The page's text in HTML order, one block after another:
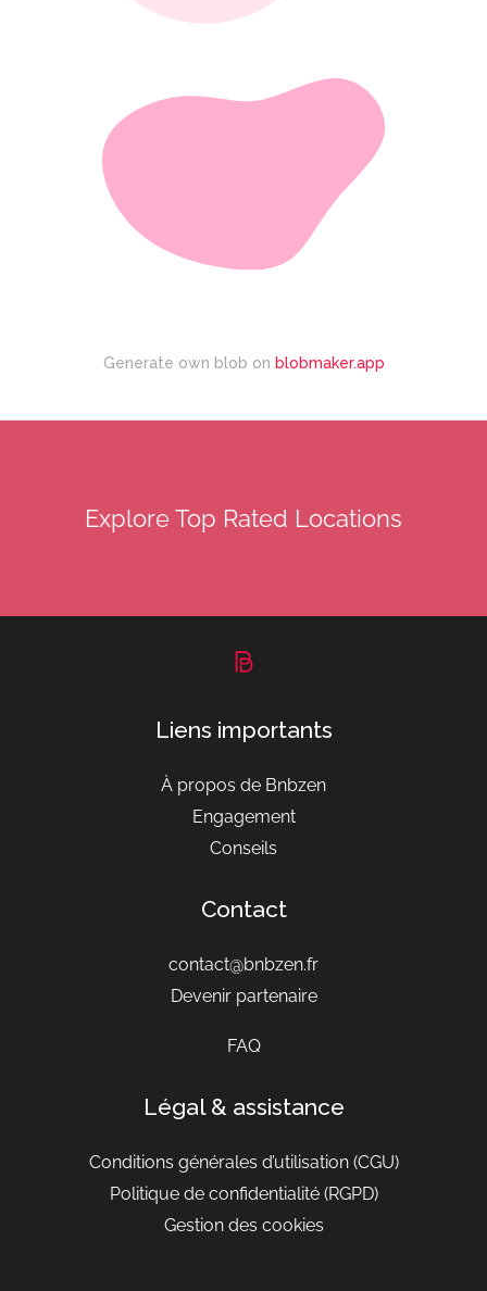
Generate own blob on blobmaker.app
Explore Top Rated Locations
Liens importants
À propos de Bnbzen
Engagement
Conseils
Contact
contact@bnbzen.fr
Devenir partenaire
FAQ
Légal & assistance
Conditions générales d’utilisation(CGU)
Politique de confidentialité (RGPD)
Gestion des cookies